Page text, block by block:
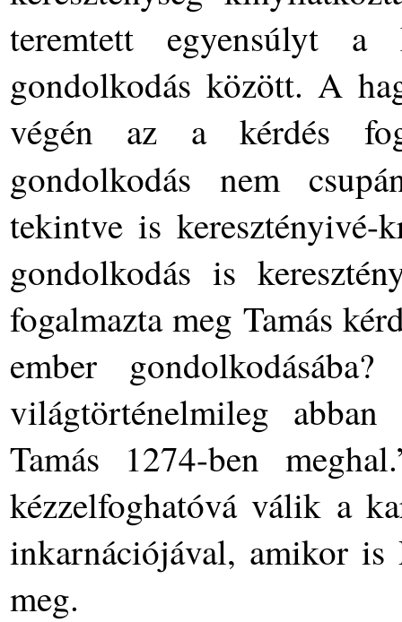
teremtett egyensúlyt
gondolkodás között. A
végén az a kérdés
gondolkodás nem
tekintve is keresztényivé-
gondolkodás is
fogalmazta meg Tamás
ember
világtörténelmileg
Tamás 1274-ben
kézzelfoghatóvá válik a
inkarnációjával, amikor is
meg.